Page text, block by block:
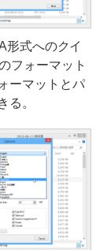
形式へのクイ
フォーマット
ーマットとパ
る。